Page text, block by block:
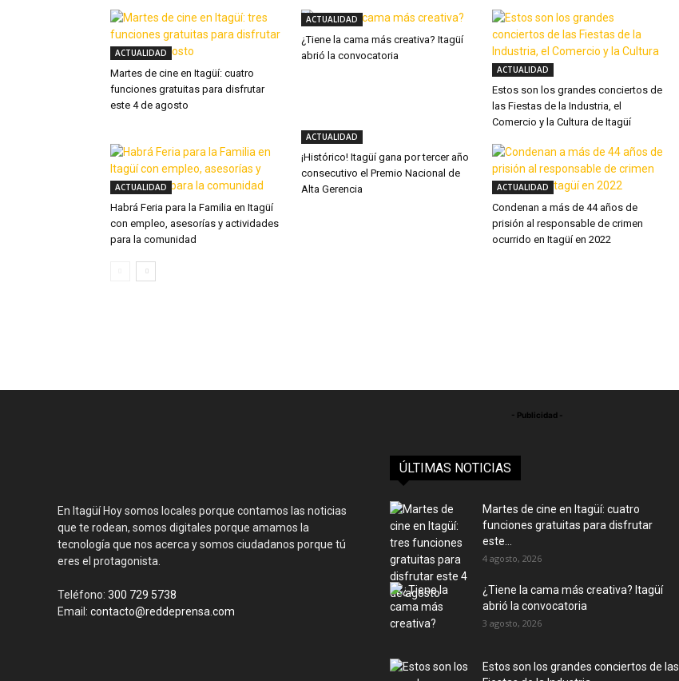
ACTUALIDAD
Martes de cine en Itagüí: cuatro
funciones gratuitas para disfrutar
este 4 de agosto
ACTUALIDAD
¿Tiene la cama más creativa? Itagüí
abrió la convocatoria
ACTUALIDAD
Estos son los grandes conciertos de
las Fiestas de la Industria, el
Comercio y la Cultura de Itagüí
ACTUALIDAD
Habrá Feria para la Familia en Itagüí
con empleo, asesorías y actividades
para la comunidad
ACTUALIDAD
¡Histórico! Itagüí gana por tercer año
consecutivo el Premio Nacional de
Alta Gerencia
ACTUALIDAD
Condenan a más de 44 años de
prisión al responsable de crimen
ocurrido en Itagüí en 2022
- Publicidad -
En Itagüí Hoy somos locales porque contamos las noticias
que te rodean, somos digitales porque amamos la
tecnología que nos acerca y somos ciudadanos porque tú
eres el protagonista.
Teléfono: 300 729 5738
Email: contacto@reddeprensa.com
ÚLTIMAS NOTICIAS
Martes de cine en Itagüí: cuatro
funciones gratuitas para disfrutar
este...
4 agosto, 2026
¿Tiene la cama más creativa? Itagüí
abrió la convocatoria
3 agosto, 2026
Estos son los grandes conciertos de las